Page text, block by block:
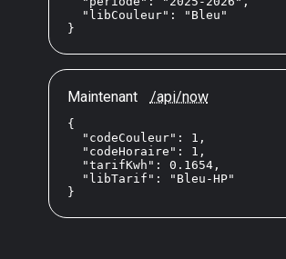
  "libCouleur": "Bleu"
}
Maintenant /api/now
{
  "codeCouleur": 1,
  "codeHoraire": 1,
  "tarifKwh": 0.1654,
  "libTarif": "Bleu-HP"
}